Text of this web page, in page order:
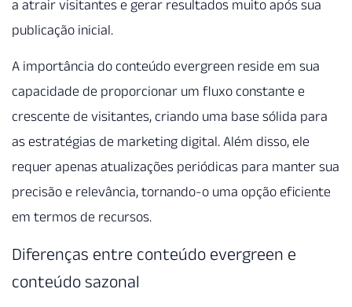
a atrair visitantes e gerar resultados muito após sua
publicação inicial.
A importância do conteúdo evergreen reside em sua
capacidade de proporcionar um fluxo constante e
crescente de visitantes, criando uma base sólida para
as estratégias de marketing digital. Além disso, ele
requer apenas atualizações periódicas para manter sua
precisão e relevância, tornando-o uma opção eficiente
em termos de recursos.
Diferenças entre conteúdo evergreen e
conteúdo sazonal